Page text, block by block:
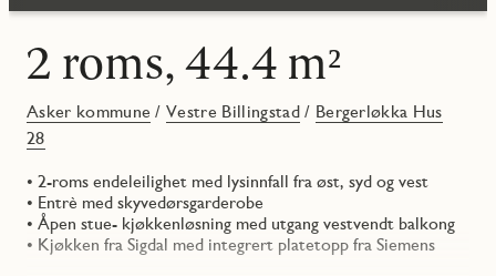
2 roms, 44.4 m²
Asker kommune /Vestre Billingstad/ Bergerløkka Hus
28
• 2-roms endeleilighet med lysinnfall fra øst, syd og vest
• Entrè med skyvedørsgarderobe
• Åpen stue- kjøkkenløsning med utgang vestvendt balkong
• Kjøkken fra Sigdal med integrert platetopp fra Siemens